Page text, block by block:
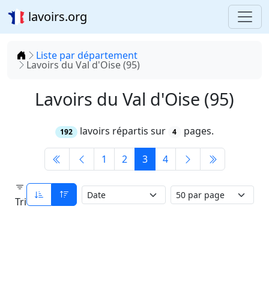
lavoirs.org
Accueil
Liste par département
Lavoirs du Val d'Oise (95)
Lavoirs du Val d'Oise (95)
192 lavoirs répartis sur 4 pages.
1 2 3 4
Tri